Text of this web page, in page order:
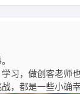
习，做创客老师
，都是一些小确幸